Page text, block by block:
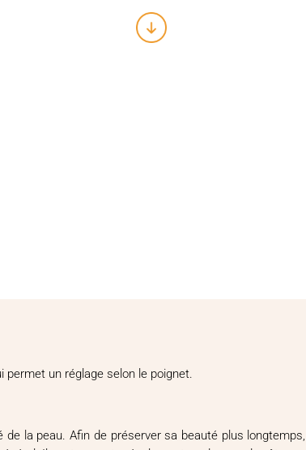
un réglage selon le poignet.
de la peau. Afin de préserver sa beauté plus